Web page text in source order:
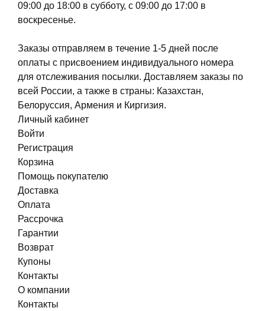
09:00 до 18:00 в субботу, с 09:00 до 17:00 в
воскресенье.
Заказы отправляем в течение 1-5 дней после
оплаты с присвоением индивидуального номера
для отслеживания посылки. Доставляем заказы по
всей России, а также в страны: Казахстан,
Белоруссия, Армения и Киргизия.
Личный кабинет
Войти
Регистрация
Корзина
Помощь покупателю
Доставка
Оплата
Рассрочка
Гарантии
Возврат
Купоны
Контакты
О компании
Контакты